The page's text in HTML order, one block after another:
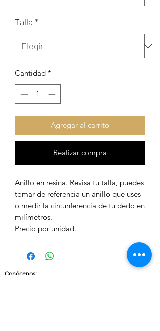
Talla *
Cantidad *
Agregar al carrito
Realizar compra
Anillo en resina. Revisa tu talla, puedes
tomar de referencia un anillo que uses
o medir la circunferencia de tu dedo en
milímetros.
Precio por unidad.
Conócenos: